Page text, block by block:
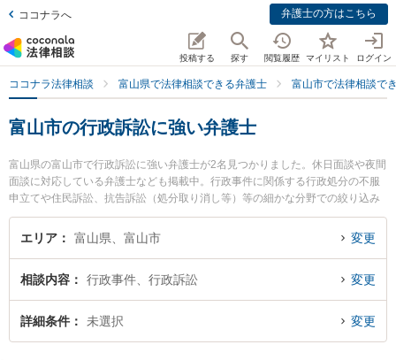
ココナラへ 弁護士の方はこちら
投稿する 探す 閲覧履歴 マイリスト ログイン
ココナラ法律相談 富山県で法律相談できる弁護士 富山市で法律相談で
富山市の行政訴訟に強い弁護士
富山県の富山市で行政訴訟に強い弁護士が2名見つかりました。休日面談や夜間
面談に対応している弁護士なども掲載中。行政事件に関係する行政処分の不服
申立てや住民訴訟、抗告訴訟（処分取り消し等）等の細かな分野での絞り込み
検索もでき便利です。特に高橋法律事務所の高橋 良太弁護士や嘉義総合法律事
務所の嘉義 亮太弁護士のプロフィール情報や弁護士費用、強みなどが注目され
索したい』『初回相談無料で行政訴訟を法律相談できる富山市内の弁護士に相
談予約したい』などでお困りの相談者さんにおすすめです。
エリア 富山県、富山市 変更
相談内容 行政事件、行政訴訟 変更
詳細条件 未選択 変更